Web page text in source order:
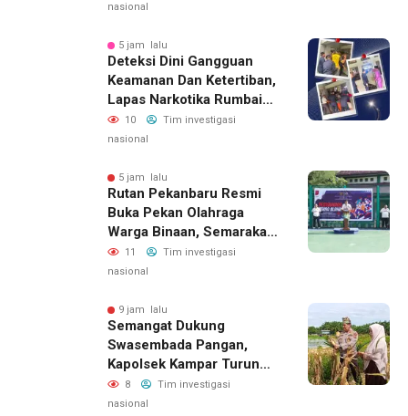
nasional
5 jam lalu
Deteksi Dini Gangguan
Keamanan Dan Ketertiban,
Lapas Narkotika Rumbai
Gelar Razia Rutin Blok
Hunian
10
Tim investigasi
nasional
5 jam lalu
Rutan Pekanbaru Resmi
Buka Pekan Olahraga
Warga Binaan, Semarakan
HUT RI Ke-81
11
Tim investigasi
nasional
9 jam lalu
Semangat Dukung
Swasembada Pangan,
Kapolsek Kampar Turun
Langsung Panen Jagung
Di Sendayan
8
Tim investigasi
nasional